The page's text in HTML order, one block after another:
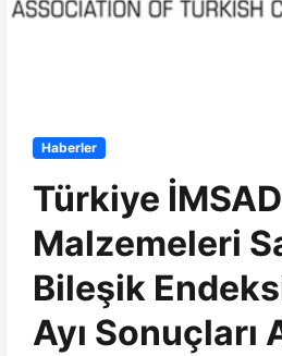
Haberler
Türkiye
Malzemeleri
Bileşik
Ayı Sonuçları